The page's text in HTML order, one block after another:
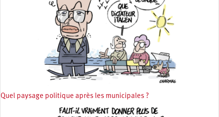
Quel paysage politique après les municipales ?